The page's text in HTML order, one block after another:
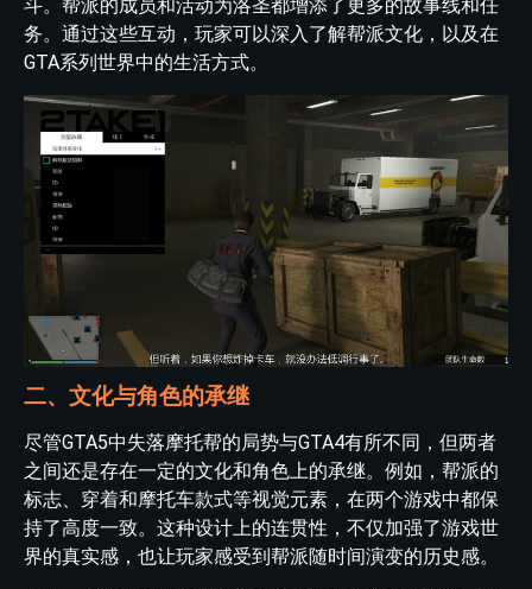
斗。帮派的成员和活动为洛圣都增添了更多的故事线和任
务。通过这些互动，玩家可以深入了解帮派文化，以及在
GTA系列世界中的生活方式。
二、文化与角色的承继
尽管GTA5中失落摩托帮的局势与GTA4有所不同，但两者
之间还是存在一定的文化和角色上的承继。例如，帮派的
标志、穿着和摩托车款式等视觉元素，在两个游戏中都保
持了高度一致。这种设计上的连贯性，不仅加强了游戏世
界的真实感，也让玩家感受到帮派随时间演变的历史感。